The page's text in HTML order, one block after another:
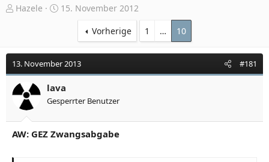
E
e
l
l
e
r
Hazele
E
e
l
l
t
a
15. November 2012
Vorherige
1 … 10
13. November 2013 #181
lava
Gesperrter Benutzer
AW: GEZ Zwangsabgabe